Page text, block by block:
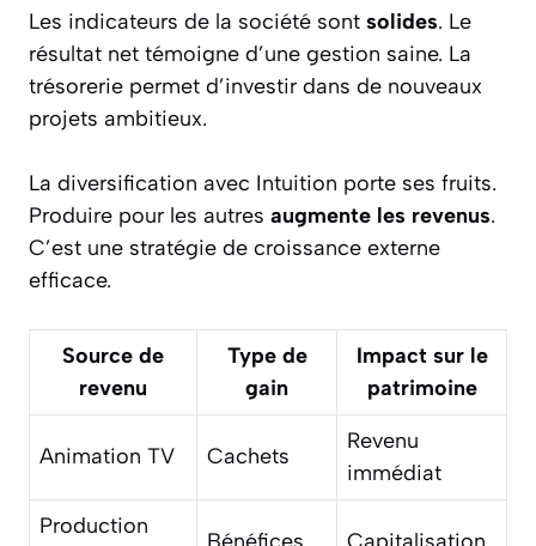
Les indicateurs de la société sont solides. Le
résultat net témoigne d’une gestion saine. La
trésorerie permet d’investir dans de nouveaux
projets ambitieux.
La diversification avec Intuition porte ses fruits.
Produire pour les autres augmente les revenus.
C’est une stratégie de croissance externe
efficace.
Source de
revenu
Type de
gain
Impact sur le
patrimoine
Animation TV Cachets
Revenu
immédiat
Production